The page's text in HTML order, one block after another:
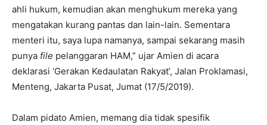
ahli hukum, kemudian akan menghukum mereka yang
mengatakan kurang pantas dan lain-lain. Sementara
menteri itu, saya lupa namanya, sampai sekarang masih
punya file pelanggaran HAM,” ujar Amien di acara
deklarasi ‘Gerakan Kedaulatan Rakyat’, Jalan Proklamasi,
Menteng, Jakarta Pusat, Jumat (17/5/2019).
Dalam pidato Amien, memang dia tidak spesifik